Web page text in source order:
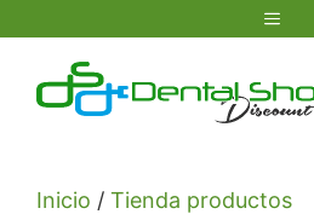
contenido
Menú
Inicio / Tienda productos